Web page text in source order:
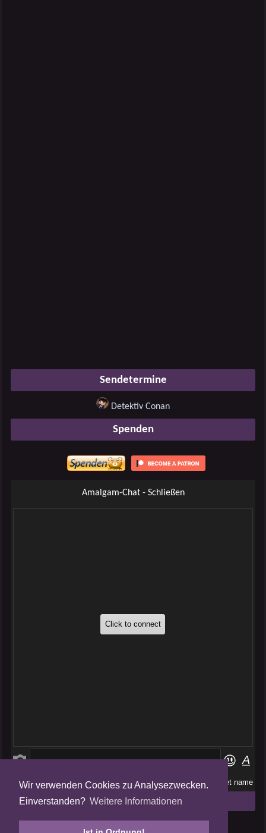
Wir verwenden Cookies zu Analysezwecken.
Einverstanden? Weitere Informationen
Sendetermine
Detektiv Conan
Spenden
Amalgam-Chat - Schließen
Folge uns auf
Tweets by AmalgamFansubs